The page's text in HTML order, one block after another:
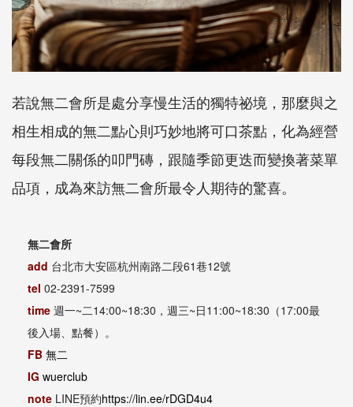
若說無二會所是處分享慢生活的獨特祕境，那麼與之
相生相成的無二點心則巧妙地將可口茶點，化為經營
每段無二關係的叩門磚，跟隨季節更迭而變換著菜單
品項，成為來訪無二會所最令人期待的驚喜。
無二會所
add 台北市大安區杭州南路二段61巷12號
tel 02-2391-7599
time 週一~二14:00~18:30，週三~日11:00~18:30（17:00最
後入場、點餐）。
FB 無二
IG wuerclub
note LINE預約https://lin.ee/rDGD4u4